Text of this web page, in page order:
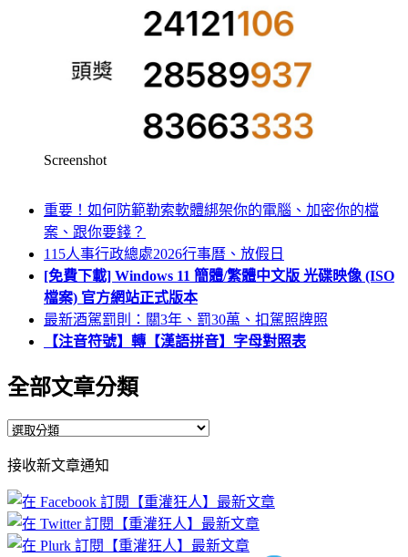
Screenshot
重要！如何防範勒索軟體綁架你的電腦、加密你的檔
案、跟你要錢？
115人事行政總處2026行事曆、放假日
[免費下載] Windows 11 簡體/繁體中文版 光碟映像 (ISO
檔案) 官方網站正式版本
最新酒駕罰則：關3年、罰30萬、扣駕照牌照
【注音符號】轉【漢語拼音】字母對照表
全部文章分類
全
文
章
分
類
接收新文章通知